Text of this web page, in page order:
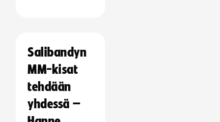
Salibandyn
MM-kisat
tehdään
yhdessä –